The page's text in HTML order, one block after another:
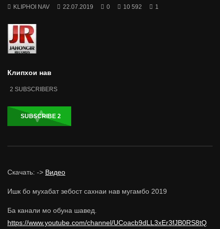
KLIPHOI NAV 22.07.2019 0 10 592 1
Клипхои нав
2 SUBSCRIBERS
SUBSCRIBE 2
Скачать: -> Видео
Ишк бо мухабат зебост сахнаи нав мугамбо 2019
Ба канали мо обуна шавед.
https://www.youtube.com/channel/UCoacb9dLL3xEr3fJB0RS8tQ